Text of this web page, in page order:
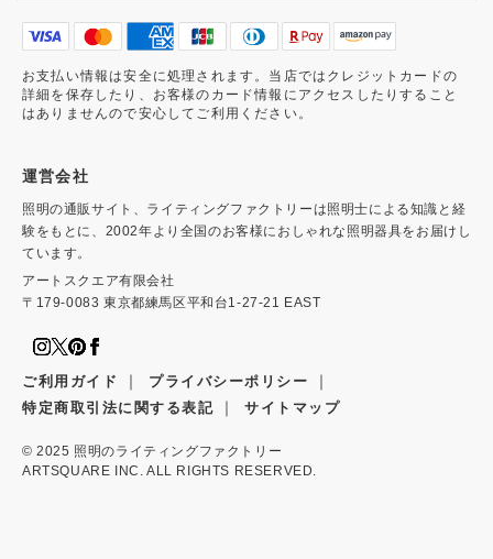
お支払い情報は安全に処理されます。当店ではクレジットカードの
詳細を保存したり、お客様のカード情報にアクセスしたりすること
はありませんので安心してご利用ください。
運営会社
照明の通販サイト、ライティングファクトリーは照明士による知識と経
験をもとに、2002年より全国のお客様におしゃれな照明器具をお届けし
ています。
アートスクエア有限会社
〒179-0083 東京都練馬区平和台1-27-21 EAST
ご利用ガイド ｜ プライバシーポリシー ｜
特定商取引法に関する表記 ｜ サイトマップ
© 2025 照明のライティングファクトリー
ARTSQUARE INC. ALL RIGHTS RESERVED.